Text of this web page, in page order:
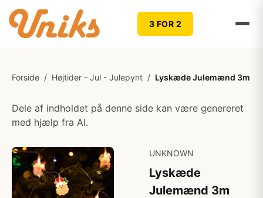
3 FOR 2
Forside / Højtider - Jul - Julepynt / Lyskæde Julemænd 3m
Dele af indholdet på denne side kan være genereret
med hjælp fra AI.
UNKNOWN
Lyskæde
Julemænd 3m